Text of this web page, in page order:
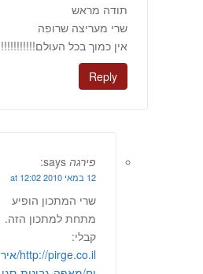
תודה מראש
שרי מעריצה שרופה
אין כמוך בכל העולם!!!!!!!!!!!
Reply
פירגה says:
12 במאי 2010 at 12:02
שרי המתכון הופיע
מתחת למתכון הזה.
קבלי:
http://pirge.co.il/איר